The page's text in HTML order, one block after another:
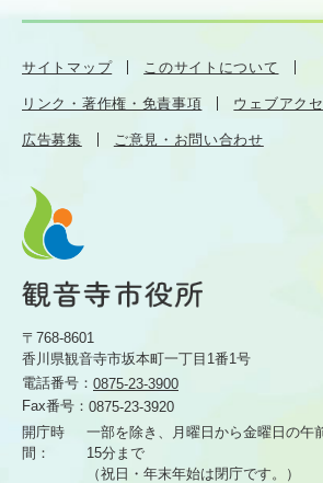
サイトマップ このサイトについて
リンク・著作権・免責事項 ウェブアク
広告募集 ご意見・お問い合わせ
〒768-8601
香川県観音寺市坂本町一丁目1番1号
電話番号： 0875-23-3900
Fax番号： 0875-23-3920
開庁時
間：
一部を除き、月曜日から金曜日の午
15分まで
（祝日・年末年始は閉庁です。）